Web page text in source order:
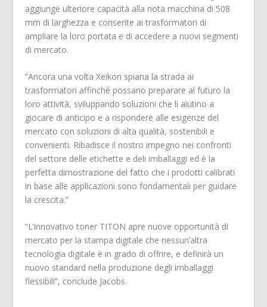
aggiunge ulteriore capacità alla nota macchina di 508
mm di larghezza e consente ai trasformatori di
ampliare la loro portata e di accedere a nuovi segmenti
di mercato.
“Ancora una volta Xeikon spiana la strada ai
trasformatori affinché possano preparare al futuro la
loro attività, sviluppando soluzioni che li aiutino a
giocare di anticipo e a rispondere alle esigenze del
mercato con soluzioni di alta qualità, sostenibili e
convenienti. Ribadisce il nostro impegno nei confronti
del settore delle etichette e deli imballaggi ed è la
perfetta dimostrazione del fatto che i prodotti calibrati
in base alle applicazioni sono fondamentali per guidare
la crescita.”
“L’innovativo toner TITON apre nuove opportunità di
mercato per la stampa digitale che nessun’altra
tecnologia digitale è in grado di offrire, e definirà un
nuovo standard nella produzione degli imballaggi
flessibili”, conclude Jacobs.